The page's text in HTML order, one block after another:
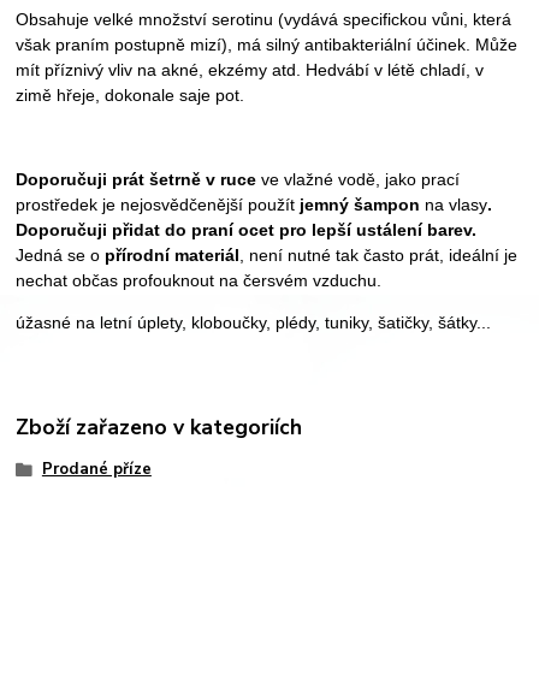
Obsahuje velké množství serotinu (vydává specifickou vůni, která
však praním postupně mizí), má silný antibakteriální účinek. Může
mít příznivý vliv na akné, ekzémy atd. Hedvábí v létě chladí, v
zimě hřeje, dokonale saje pot.
Doporučuji prát šetrně v ruce ve vlažné vodě, jako prací
prostředek je nejosvědčenější použít jemný šampon na vlasy.
Doporučuji přidat do praní ocet pro lepší ustálení barev.
Jedná se o přírodní materiál , není nutné tak často prát, ideální je
nechat občas profouknout na čersvém vzduchu.
úžasné na letní úplety, kloboučky, plédy, tuniky, šatičky, šátky...
Zboží zařazeno v kategoriích
Prodané příze